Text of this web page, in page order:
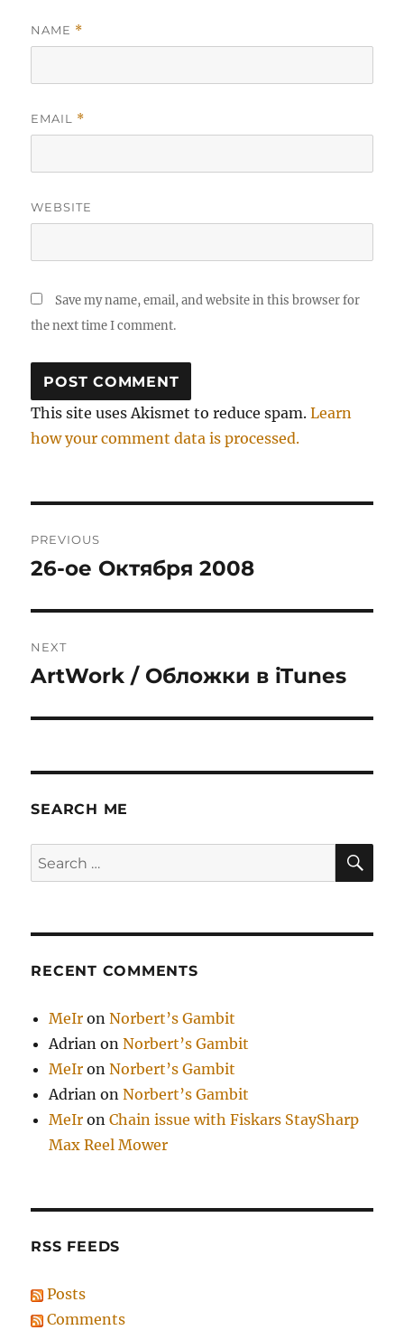
NAME *
EMAIL *
WEBSITE
Save my name, email, and website in this browser for
the next time I comment.
This site uses Akismet to reduce spam.Learn
how your comment data is processed.
navigation
PREVIOUS
Previous
26-ое Октября 2008
NEXT
Next
ArtWork / Обложки в iTunes
SEARCH ME
Search
for:
RECENT COMMENTS
MeIr onNorbert’s Gambit
Adrian onNorbert’s Gambit
MeIr onNorbert’s Gambit
Adrian onNorbert’s Gambit
MeIr onChain issue with Fiskars StaySharp
Max Reel Mower
RSS FEEDS
Posts
Comments